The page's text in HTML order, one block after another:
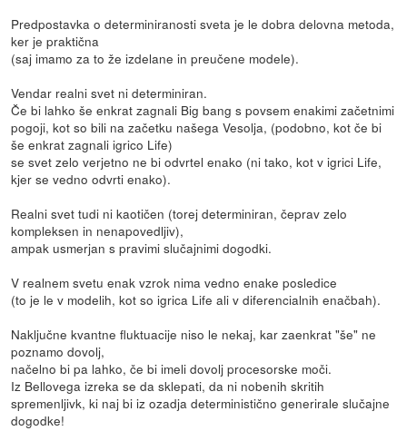
Predpostavka o determiniranosti sveta je le dobra delovna metoda,
ker je praktična
(saj imamo za to že izdelane in preučene modele).
Vendar realni svet ni determiniran.
Če bi lahko še enkrat zagnali Big bang s povsem enakimi začetnimi
pogoji, kot so bili na začetku našega Vesolja, (podobno, kot če bi
še enkrat zagnali igrico Life)
se svet zelo verjetno ne bi odvrtel enako (ni tako, kot v igrici Life,
kjer se vedno odvrti enako).
Realni svet tudi ni kaotičen (torej determiniran, čeprav zelo
kompleksen in nenapovedljiv),
ampak usmerjan s pravimi slučajnimi dogodki.
V realnem svetu enak vzrok nima vedno enake posledice
(to je le v modelih, kot so igrica Life ali v diferencialnih enačbah).
Naključne kvantne fluktuacije niso le nekaj, kar zaenkrat "še" ne
poznamo dovolj,
načelno bi pa lahko, če bi imeli dovolj procesorske moči.
Iz Bellovega izreka se da sklepati, da ni nobenih skritih
spremenljivk, ki naj bi iz ozadja deterministično generirale slučajne
dogodke!